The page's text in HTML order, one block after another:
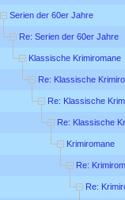
Serien der 60er Jahre
Re: Serien der 60er Jahre
Klassische Krimiromane
Re: Klassische
Re: Klassische
Re: Klassische
Krimiromane
Re:
Re: